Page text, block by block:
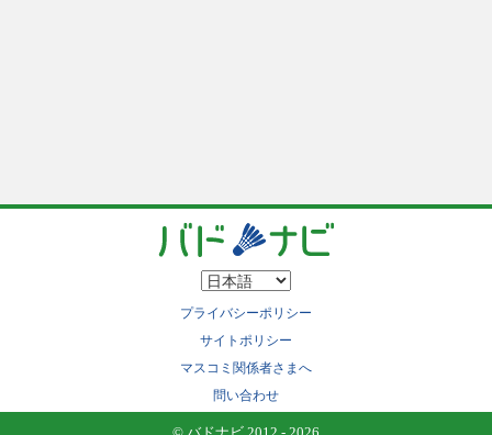
プライバシーポリシー
サイトポリシー
マスコミ関係者さまへ
問い合わせ